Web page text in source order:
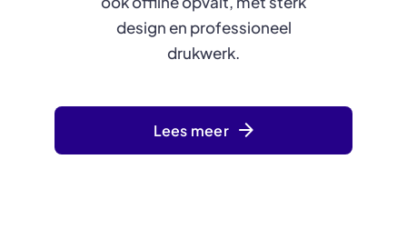
design en professioneel
drukwerk.
Lees meer